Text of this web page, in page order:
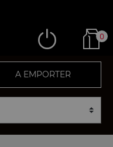
0
A EMPORTER